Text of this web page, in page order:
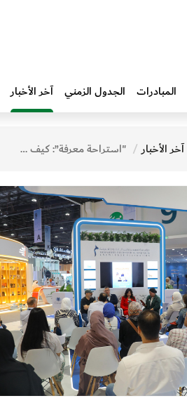
المبادرات‎ الجدول الزمني آخر الأخبار
آخر الأخبار "استراحة معرفة”: كيف تتحول الرواية إلى مشهد سينمائي.. وما سر العنوان الذي يأسر القارئ؟